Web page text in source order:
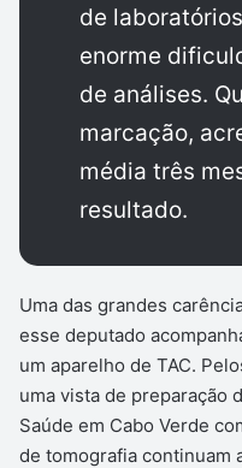
de
enorme
de análises.
marcação,
média três
resultado.
Uma das grandes
esse deputado
um aparelho de TAC.
uma vista de preparação
Saúde em Cabo Verde
de tomografia continuam